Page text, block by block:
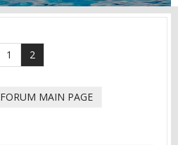
1 2
FORUM MAIN PAGE